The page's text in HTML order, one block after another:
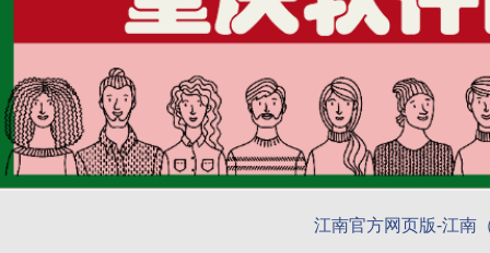
江南官方网页版-江南